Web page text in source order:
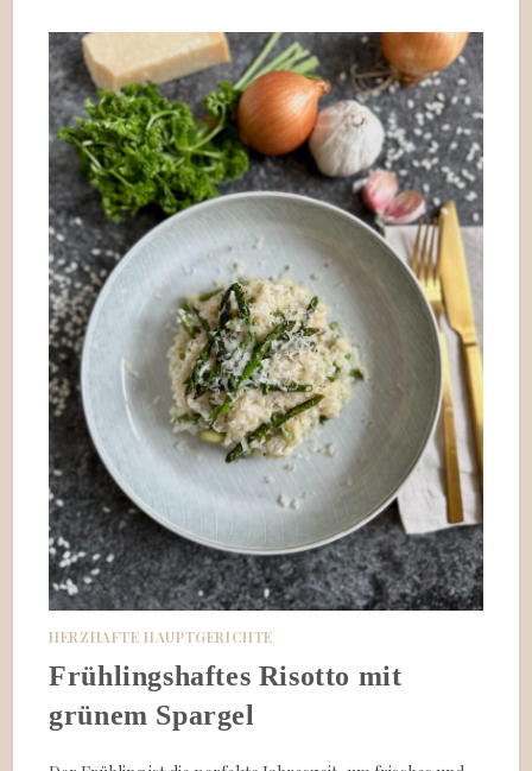
HERZHAFTE HAUPTGERICHTE
Frühlingshaftes Risotto mit
grünem Spargel